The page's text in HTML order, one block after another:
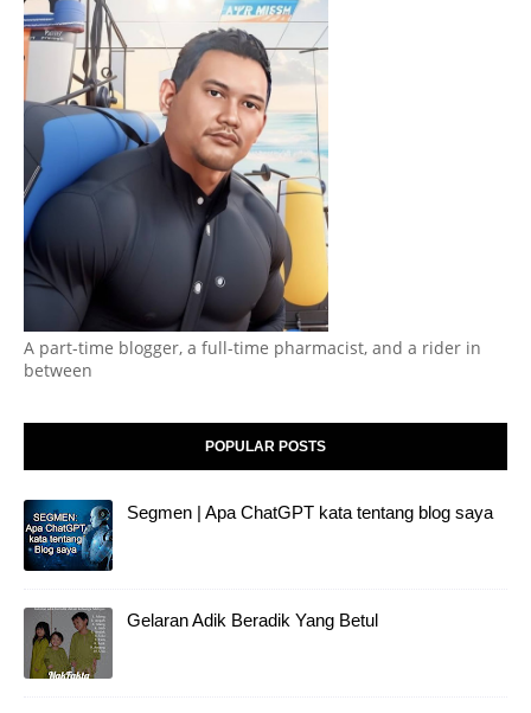
A part-time blogger, a full-time pharmacist, and a rider in
between
POPULAR POSTS
Segmen | Apa ChatGPT kata tentang blog saya
Gelaran Adik Beradik Yang Betul